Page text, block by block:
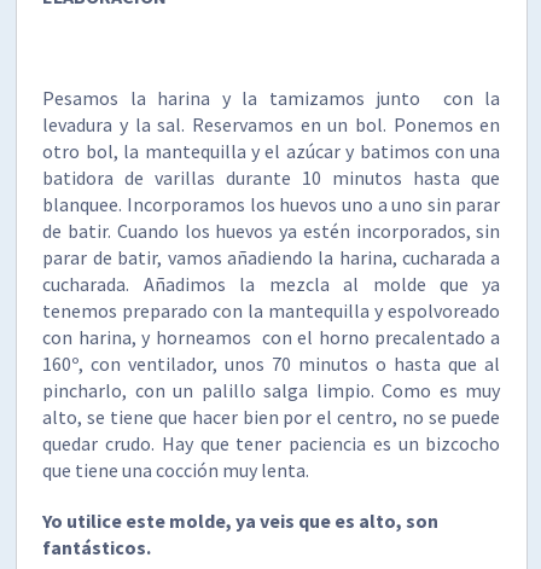
Pesamos la harina y la tamizamos junto con la
levadura y la sal. Reservamos en un bol. Ponemos en
otro bol, la mantequilla y el azúcar y batimos con una
batidora de varillas durante 10 minutos hasta que
blanquee. Incorporamos los huevos uno a uno sin parar
de batir. Cuando los huevos ya estén incorporados, sin
parar de batir, vamos añadiendo la harina, cucharada a
cucharada. Añadimos la mezcla al molde que ya
tenemos preparado con la mantequilla y espolvoreado
con harina, y horneamos con el horno precalentado a
160º, con ventilador, unos 70 minutos o hasta que al
pincharlo, con un palillo salga limpio. Como es muy
alto, se tiene que hacer bien por el centro, no se puede
quedar crudo. Hay que tener paciencia es un bizcocho
que tiene una cocción muy lenta.
Yo utilice este molde, ya veis que es alto, son
fantásticos.